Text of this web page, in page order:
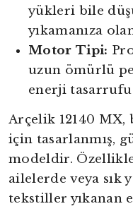
yükleri bile
yıkamanıza
Motor Tipi:
uzun ömürlü
enerji tasarrufu
Arçelik 12140 MX,
için tasarlanmış,
modeldir.
ailelerde veya sık
tekstiller yıkanan